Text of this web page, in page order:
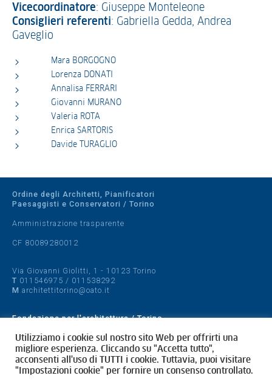
Vicecoordinatore: Giuseppe Monteleone
Consiglieri referenti: Gabriella Gedda, Andrea
Gaveglio
Mara BORGOGNO
Lorenza DONATI
Annalisa FERRARI
Giovanni MURANO
Valeria ROTA
Enrica SARTORIS
Davide TURAGLIO
Ordine degli Architetti, Pianificatori
Paesaggisti e Conservatori / Torino
Amministrazione trasparente
CF 80089280012
Via Giovanni Giolitti, 1 - 10123 Torino
T 011546975 / 011538292
M architettitorino@oato.it
Fondazione per l'architettura / Torino
Designed by quattrolinee.it
Cookie Policy
Privacy Policy
Utilizziamo i cookie sul nostro sito Web per offrirti una
migliore esperienza. Cliccando su "Accetta tutto",
acconsenti all'uso di TUTTI i cookie. Tuttavia, puoi visitare
"Impostazioni cookie" per fornire un consenso controllato.